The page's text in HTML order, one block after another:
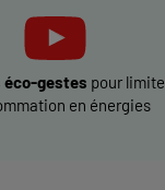
éco-gestes pour
en énergies